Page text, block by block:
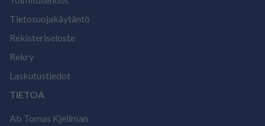
Tietosuojakäytäntö
Rekisteriseloste
Rekry
Laskutustiedot
TIETOA
Ab Tomas Kjellman